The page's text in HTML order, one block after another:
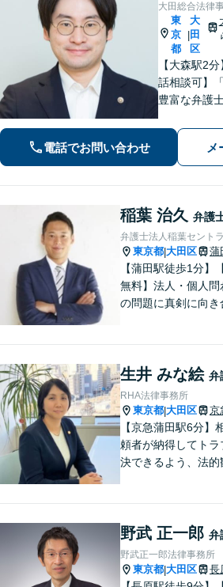
大田総合法律
東
京
都
|
大
田
区
【大森駅2
話相談可】
豊富な弁護
対応：遺産
侵害請求や
にサポート
応】
電話でお問い合わせ メ
稲葉 治久 弁護
弁護士法人稲葉セント
東京都|大田区 蒲
【蒲田駅徒歩1分】
無料】法人・個人問
の問題に真剣に向き
生井 みな絵 弁
RHA法律事務所
東京都|大田区 京
【京急蒲田駅6分】
頼者が納得してトラ
決できるよう、法的
善の解決策を共に検
と考えています。 是
にお問合せください
野武 正一郎 弁
野武正一郎法律事務所
東京都|大田区 長